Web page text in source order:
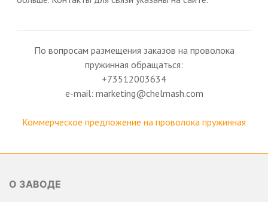
По вопросам размещения заказов на проволока
пружинная обращаться:
+73512003634
e-mail: marketing@chelmash.com
Коммерческое предложение на проволока пружинная
О ЗАВОДЕ